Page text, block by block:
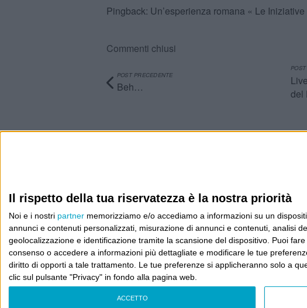
Il rispetto della tua riservatezza è la nostra priorità
Noi e i nostri partner memorizziamo e/o accediamo a informazioni su un
annunci e contenuti personalizzati, misurazione di annunci e contenuti, analisi
geolocalizzazione e identificazione tramite la scansione del dispositivo. Puoi
consenso o accedere a informazioni più dettagliate e modificare le tue
diritto di opporti a tale trattamento. Le tue preferenze si applicheranno solo a
clic sul pulsante "Privacy" in fondo alla pagina web.
ACCETTO
Pingback: Un’esperienza romana « Le Iniziative
Commenti chiusi
POST PRECEDENTE
Beh…
del
Filologia di Wittgenstein
Cookie
Informativa sui cookie
A